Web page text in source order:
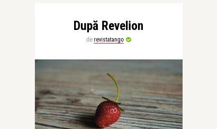
După Revelion
de revistatango